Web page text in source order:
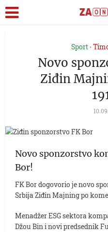
Sport •
Novo
Ziđin
Novo sponzorstvo
Bor!
FK Bor dogovorio je novo
Srbija Ziđin Majning po
Menadžer ESG sektora
Džou Bin i novi predsednik